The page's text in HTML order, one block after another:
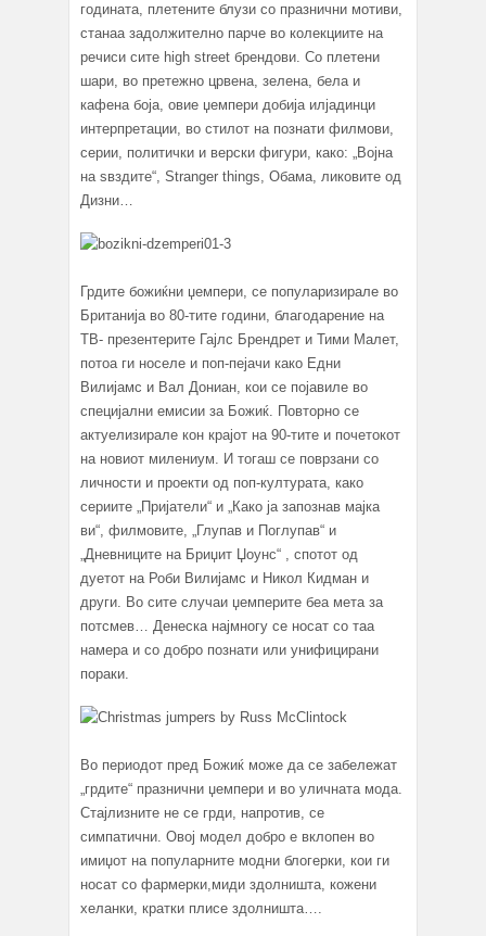
годината, плетените блузи со празнични мотиви,
станаа задолжително парче во колекциите на
речиси сите high street брендови. Со плетени
шари, во претежно црвена, зелена, бела и
кафена боја, овие џемпери добија илјадинци
интерпретации, во стилот на познати филмови,
серии, политички и верски фигури, како: „Војна
на ѕвздите“, Stranger things, Обама, ликовите од
Дизни…
Грдите божиќни џемпери, се популаризирале во
Британија во 80-тите години, благодарение на
ТВ- презентерите Гајлс Брендрет и Тими Малет,
потоа ги носеле и поп-пејачи како Едни
Вилијамс и Вал Дониан, кои се појавиле во
специјални емисии за Божиќ. Повторно се
актуелизирале кон крајот на 90-тите и почетокот
на новиот милениум. И тогаш се поврзани со
личности и проекти од поп-културата, како
сериите „Пријатели“ и „Како ја запознав мајка
ви“, филмовите, „Глупав и Поглупав“ и
„Дневниците на Бриџит Џоунс“ , спотот од
дуетот на Роби Вилијамс и Никол Кидман и
други. Во сите случаи џемперите беа мета за
потсмев… Денеска најмногу се носат со таа
намера и со добро познати или унифицирани
пораки.
Во периодот пред Божиќ може да се забележат
„грдите“ празнични џемпери и во уличната мода.
Стајлизните не се грди, напротив, се
симпатични. Овој модел добро е вклопен во
имиџот на популарните модни блогерки, кои ги
носат со фармерки,миди здолништа, кожени
хеланки, кратки плисе здолништа….